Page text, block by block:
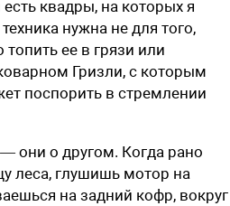
квадры, на которых я
нужна не для того,
ее в грязи или
Гризли, с которым
поспорить в стремлении
они о другом. Когда рано
леса, глушишь мотор на
на задний кофр, вокруг